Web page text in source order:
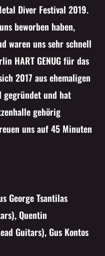
Diver Festival 2019.
beworben haben,
waren uns sehr schnell
HART GENUG für das
2017 aus ehemaligen
gegründet und hat
gehörig
uns auf 45 Minuten
George Tsantilas
Quentin
Guitars), Gus Kontos